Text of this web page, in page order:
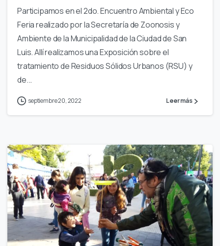
Participamos en el 2do. Encuentro Ambiental y Eco
Feria realizado por la Secretaría de Zoonosis y
Ambiente de la Municipalidad de la Ciudad de San
Luis. Allí realizamos una Exposición sobre el
tratamiento de Residuos Sólidos Urbanos (RSU) y
de...
septiembre 20, 2022 Leer más